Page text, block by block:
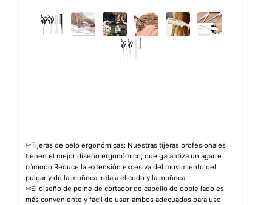
✄Tijeras de pelo ergonómicas: Nuestras tijeras profesionales
tienen el mejor diseño ergonómico, que garantiza un agarre
cómodo.Reduce la extensión excesiva del movimiento del
pulgar y de la muñeca, relaja el codo y la muñeca.
✄El diseño de peine de cortador de cabello de doble lado es
más conveniente y fácil de usar, ambos adecuados para uso